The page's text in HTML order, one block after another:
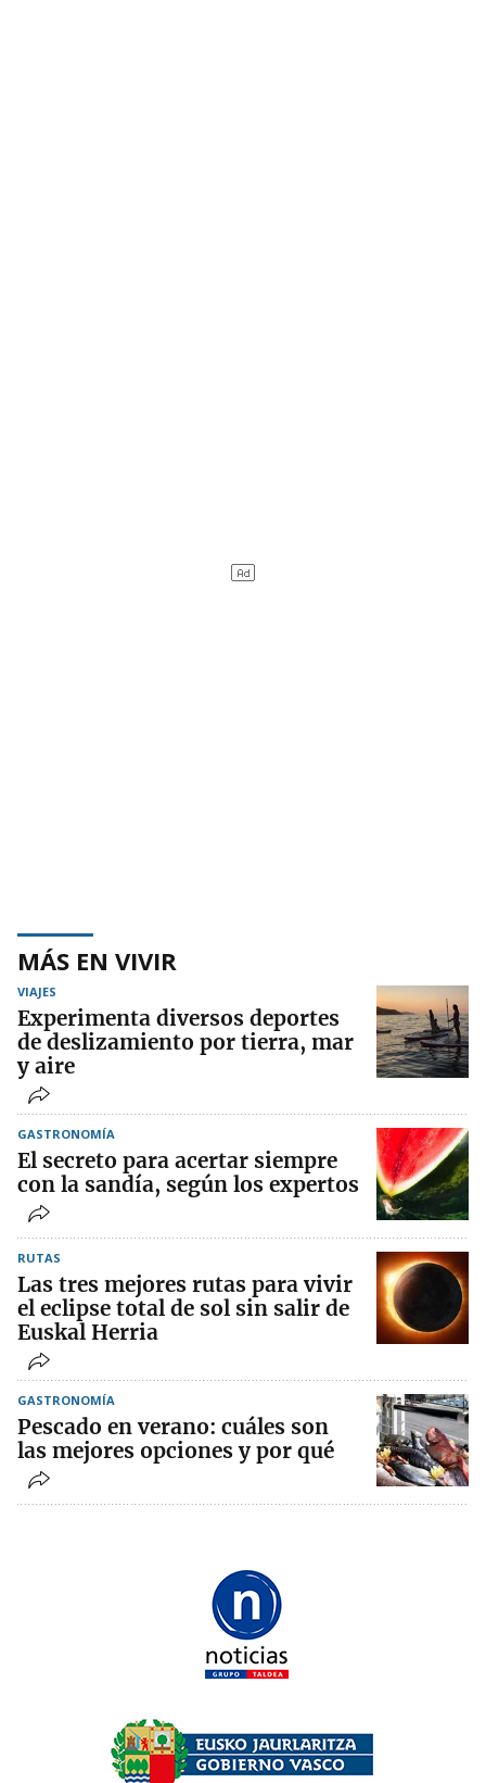
MÁS EN VIVIR
VIAJES
Experimenta diversos deportes
de deslizamiento por tierra, mar
y aire
GASTRONOMÍA
El secreto para acertar siempre
con la sandía, según los expertos
RUTAS
Las tres mejores rutas para vivir
el eclipse total de sol sin salir de
Euskal Herria
GASTRONOMÍA
Pescado en verano: cuáles son
las mejores opciones y por qué